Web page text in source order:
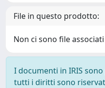
File in questo prodotto:
Non ci sono file
I documenti in IRIS
tutti i diritti sono